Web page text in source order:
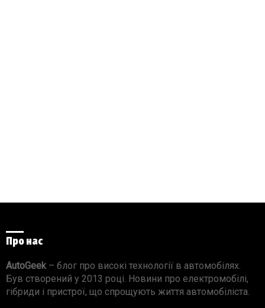
Про нас
AutoGeek – блог про високі технології в автомобілях.
Був створений у 2013 році. Новини про електромобілі,
гібриди і пристрої, що спрощують життя автомобіліста.